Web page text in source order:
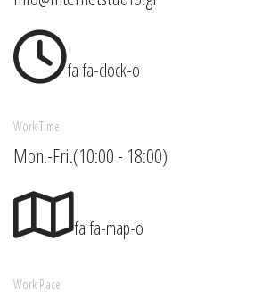
fa fa-clock-o
Work Time
Mon.-Fri.(10:00 - 18:00)
fa fa-map-o
Work Place